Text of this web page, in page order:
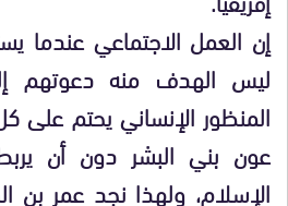
إن العمل الاجتماعي عندما
ليس الهدف منه دعوتهم
المنظور الإنساني يحتم
عون بني البشر دون أن
الإسلام، ولهذا نجد عمر بن